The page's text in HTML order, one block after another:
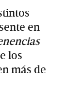
en
los
más de